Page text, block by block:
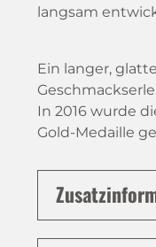
langsam
Ein langer,
In 2016 wurde
Gold-Medaille